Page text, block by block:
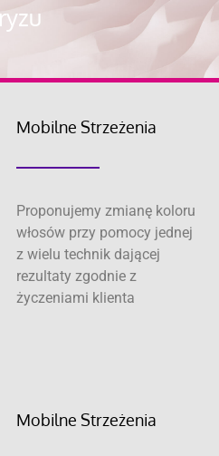
Mobilne Strzeżenia
Proponujemy zmianę koloru
włosów przy pomocy jednej
z wielu technik dającej
rezultaty zgodnie z
życzeniami klienta
Mobilne Strzeżenia